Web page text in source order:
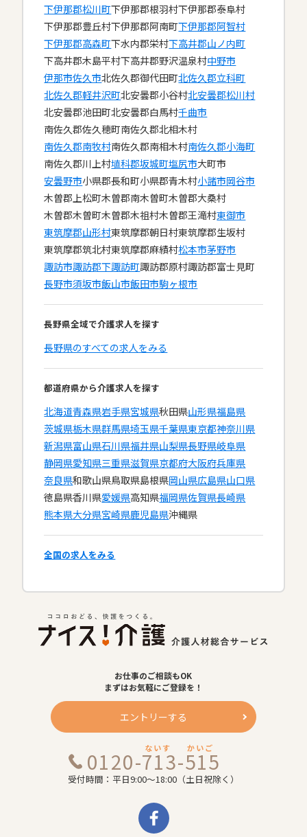
下伊那郡松川町下伊那郡根羽村下伊那郡泰阜村
下伊那郡豊丘村下伊那郡阿南町下伊那郡阿智村
下伊那郡高森町下水内郡栄村下高井郡山ノ内町
下高井郡木島平村下高井郡野沢温泉村中野市
伊那市佐久市北佐久郡御代田町北佐久郡立科町
北佐久郡軽井沢町北安曇郡小谷村北安曇郡松川村
北安曇郡池田町北安曇郡白馬村千曲市
南佐久郡佐久穂町南佐久郡北相木村
南佐久郡南牧村南佐久郡南相木村南佐久郡小海町
南佐久郡川上村埴科郡坂城町塩尻市大町市
安曇野市小県郡長和町小県郡青木村小諸市岡谷市
木曽郡上松町木曽郡南木曽町木曽郡大桑村
木曽郡木曽町木曽郡木祖村木曽郡王滝村東御市
東筑摩郡山形村東筑摩郡朝日村東筑摩郡生坂村
東筑摩郡筑北村東筑摩郡麻績村松本市茅野市
諏訪市諏訪郡下諏訪町諏訪郡原村諏訪郡富士見町
長野市須坂市飯山市飯田市駒ヶ根市
長野県全域で介護求人を探す
長野県のすべての求人をみる
都道府県から介護求人を探す
北海道青森県岩手県宮城県秋田県山形県福島県
茨城県栃木県群馬県埼玉県千葉県東京都神奈川県
新潟県富山県石川県福井県山梨県長野県岐阜県
静岡県愛知県三重県滋賀県京都府大阪府兵庫県
奈良県和歌山県鳥取県島根県岡山県広島県山口県
徳島県香川県愛媛県高知県福岡県佐賀県長崎県
熊本県大分県宮崎県鹿児島県沖縄県
全国の求人をみる
お仕事のご相談もOK
まずはお気軽にご登録を！
エントリーする
0120-713-515
ないす かいご
受付時間：平日9:00～18:00（土日祝除く）